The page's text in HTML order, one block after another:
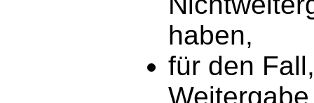
haben,
für den